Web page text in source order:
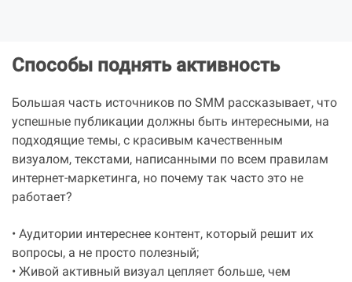
Способы поднять активность
Большая часть источников по SMM рассказывает, что
успешные публикации должны быть интересными, на
подходящие темы, с красивым качественным
визуалом, текстами, написанными по всем правилам
интернет-маркетинга, но почему так часто это не
работает?
• Аудитории интереснее контент, который решит их
вопросы, а не просто полезный;
• Живой активный визуал цепляет больше, чем